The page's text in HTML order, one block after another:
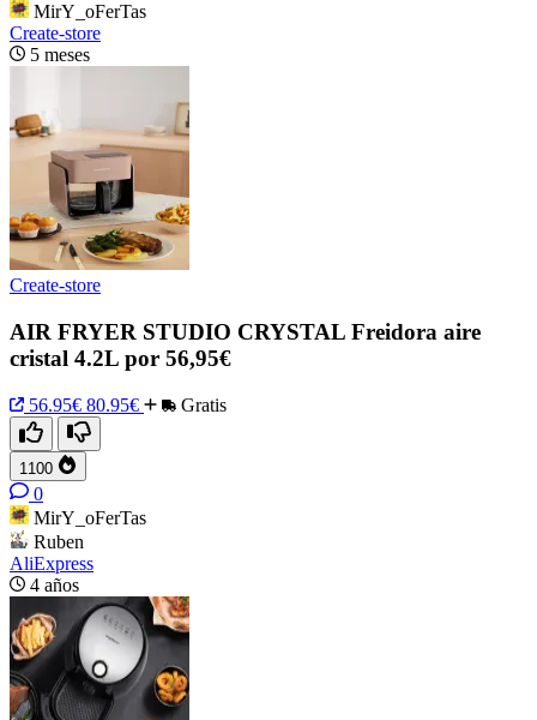
MirY_oFerTas
Create-store
5 meses
Create-store
AIR FRYER STUDIO CRYSTAL Freidora aire
cristal 4.2L por 56,95€
56.95€ 80.95€ Gratis
1100
0
MirY_oFerTas
Ruben
AliExpress
4 años